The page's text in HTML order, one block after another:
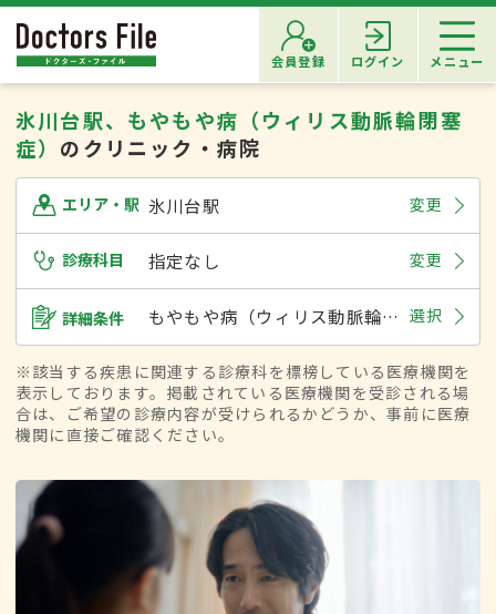
会員登録 ログイン メニュー
氷川台駅、もやもや病（ウィリス動脈輪閉塞
症） のクリニック・病院
エリア・駅 氷川台駅 変更
診療科目 指定なし 変更
詳細条件 もやもや病（ウィリス動脈輪閉塞症） 選択
※該当する疾患に関連する診療科を標榜している医療機関を
表示しております。掲載されている医療機関を受診される場
合は、ご希望の診療内容が受けられるかどうか、事前に医療
機関に直接ご確認ください。